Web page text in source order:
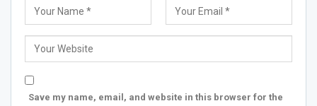
Save my name, email, and website in this browser for the